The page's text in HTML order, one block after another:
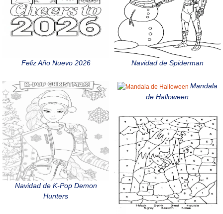
Feliz Año Nuevo 2026 Navidad de Spiderman
Navidad de K-Pop Demon
Hunters
Mandala
de Halloween